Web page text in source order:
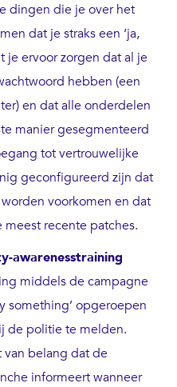
dingen die je over het
dat je straks een ‘ja,
je ervoor zorgen dat al je
hebben (een
en dat alle onderdelen
manier gesegmenteerd
tot vertrouwelijke
geconfigureerd zijn dat
voorkomen en dat
recente patches.
awarenesstraining
middels de campagne
something’ opgeroepen
de politie te melden.
belang dat de
informeert wanneer